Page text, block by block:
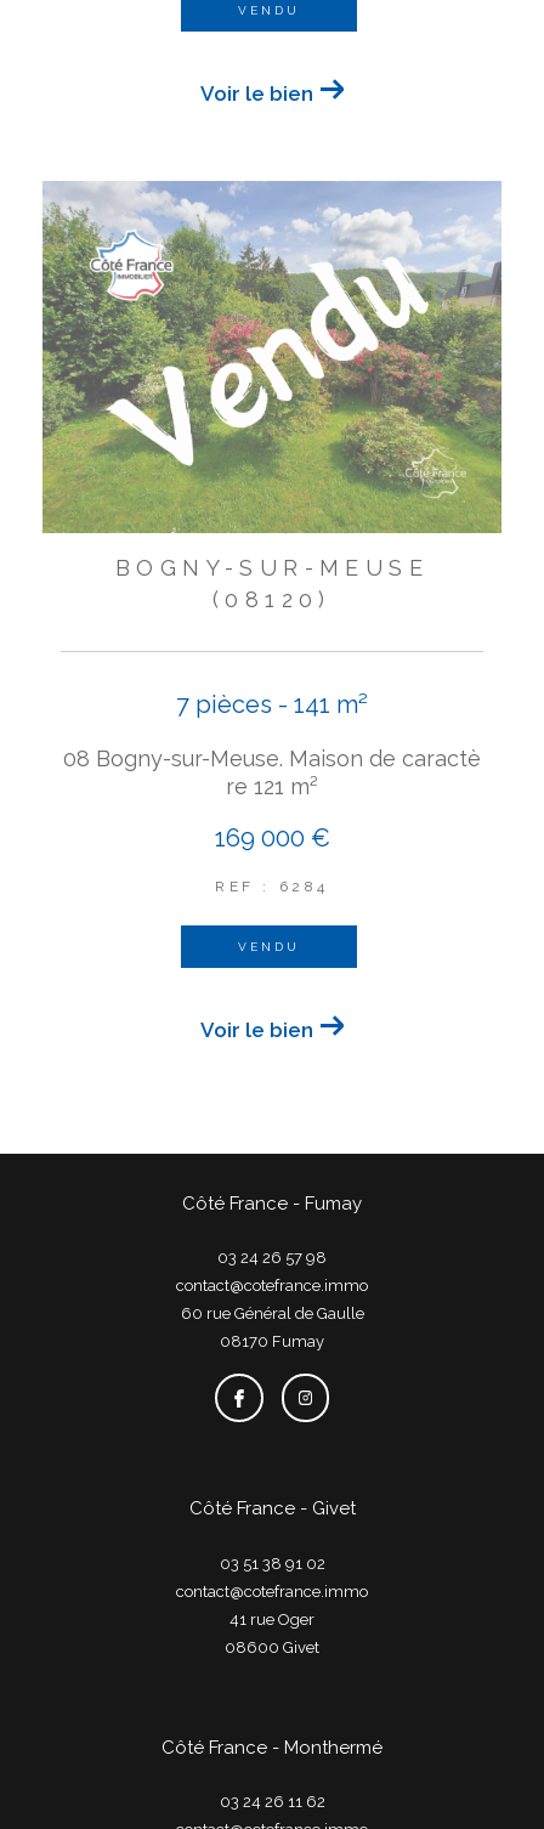
VENDU
Voir le bien
BOGNY-SUR-MEUSE
(08120)
7 pièces - 141 m²
08 Bogny-sur-Meuse. Maison de caractè
re 121 m²
169 000 €
REF : 6284
VENDU
Voir le bien
Côté France - Fumay
03 24 26 57 98
contact@cotefrance.immo
60 rue Général de Gaulle
08170
fumay
Côté France - Givet
03 51 38 91 02
contact@cotefrance.immo
41 rue Oger
08600
givet
Côté France - Monthermé
03 24 26 11 62